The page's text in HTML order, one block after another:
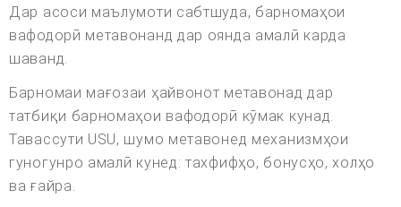
Дар асоси маълумоти сабтшуда, барномаҳои
вафодорӣ метавонанд дар оянда амалӣ карда
шаванд.
Барномаи мағозаи ҳайвонот метавонад дар
татбиқи барномаҳои вафодорӣ кӯмак кунад.
Тавассути USU, шумо метавонед механизмҳои
гуногунро амалӣ кунед: тахфифҳо, бонусҳо, холҳо
ва ғайра.